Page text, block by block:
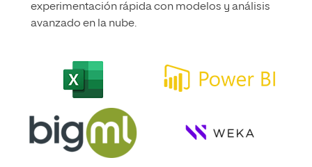
experimentación rápida con modelos y análisis
avanzado en la nube.